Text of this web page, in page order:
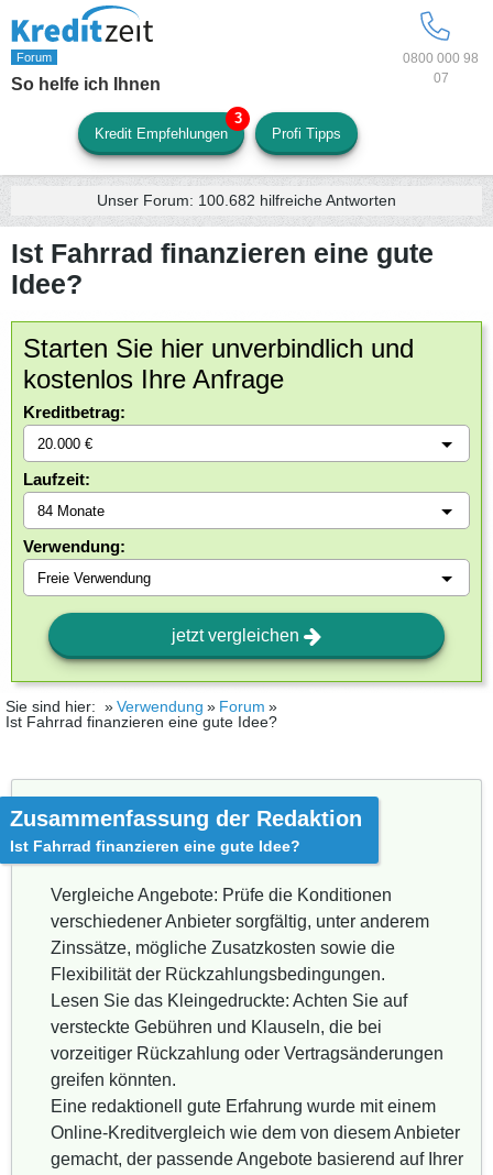
0800 000 98
07
So helfe ich Ihnen
Kredit Empfehlungen Profi Tipps
Unser Forum: 100.682 hilfreiche Antworten
Ist Fahrrad finanzieren eine gute
Idee?
Starten Sie hier unverbindlich und
kostenlos Ihre Anfrage
Kreditbetrag:
Laufzeit:
Verwendung:
jetzt vergleichen
Sie sind hier: Verwendung
Forum
Ist Fahrrad finanzieren eine gute Idee?
Zusammenfassung der Redaktion
Ist Fahrrad finanzieren eine gute Idee?
Vergleiche Angebote: Prüfe die Konditionen
verschiedener Anbieter sorgfältig, unter anderem
Zinssätze, mögliche Zusatzkosten sowie die
Flexibilität der Rückzahlungsbedingungen.
Lesen Sie das Kleingedruckte: Achten Sie auf
versteckte Gebühren und Klauseln, die bei
vorzeitiger Rückzahlung oder Vertragsänderungen
greifen könnten.
Eine redaktionell gute Erfahrung wurde mit einem
Online-Kreditvergleich wie dem von diesem Anbieter
gemacht, der passende Angebote basierend auf Ihrer